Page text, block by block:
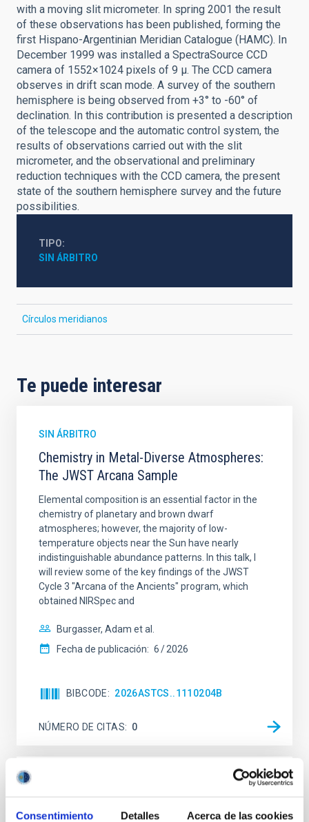
Consentimiento Detalles Acerca de las cookies
with a moving slit micrometer. In spring 2001 the result
of these observations has been published, forming the
first Hispano-Argentinian Meridian Catalogue (HAMC). In
December 1999 was installed a SpectraSource CCD
camera of 1552×1024 pixels of 9 μ. The CCD camera
observes in drift scan mode. A survey of the southern
hemisphere is being observed from +3° to -60° of
declination. In this contribution is presented a description
of the telescope and the automatic control system, the
results of observations carried out with the slit
micrometer, and the observational and preliminary
reduction techniques with the CCD camera, the present
state of the southern hemisphere survey and the future
possibilities.
TIPO
SIN ÁRBITRO
Círculos meridianos
Te puede interesar
SIN ÁRBITRO
Chemistry in Metal-Diverse Atmospheres:
The JWST Arcana Sample
Elemental composition is an essential factor in the
chemistry of planetary and brown dwarf
atmospheres; however, the majority of low-
temperature objects near the Sun have nearly
indistinguishable abundance patterns. In this talk, I
will review some of the key findings of the JWST
Cycle 3 "Arcana of the Ancients" program, which
obtained NIRSpec and
Burgasser, Adam et al.
Fecha de publicación: 6 2026
BIBCODE 2026ASTCS..1110204B
NÚMERO DE CITAS 0
Rotational Light Curve and Photometric